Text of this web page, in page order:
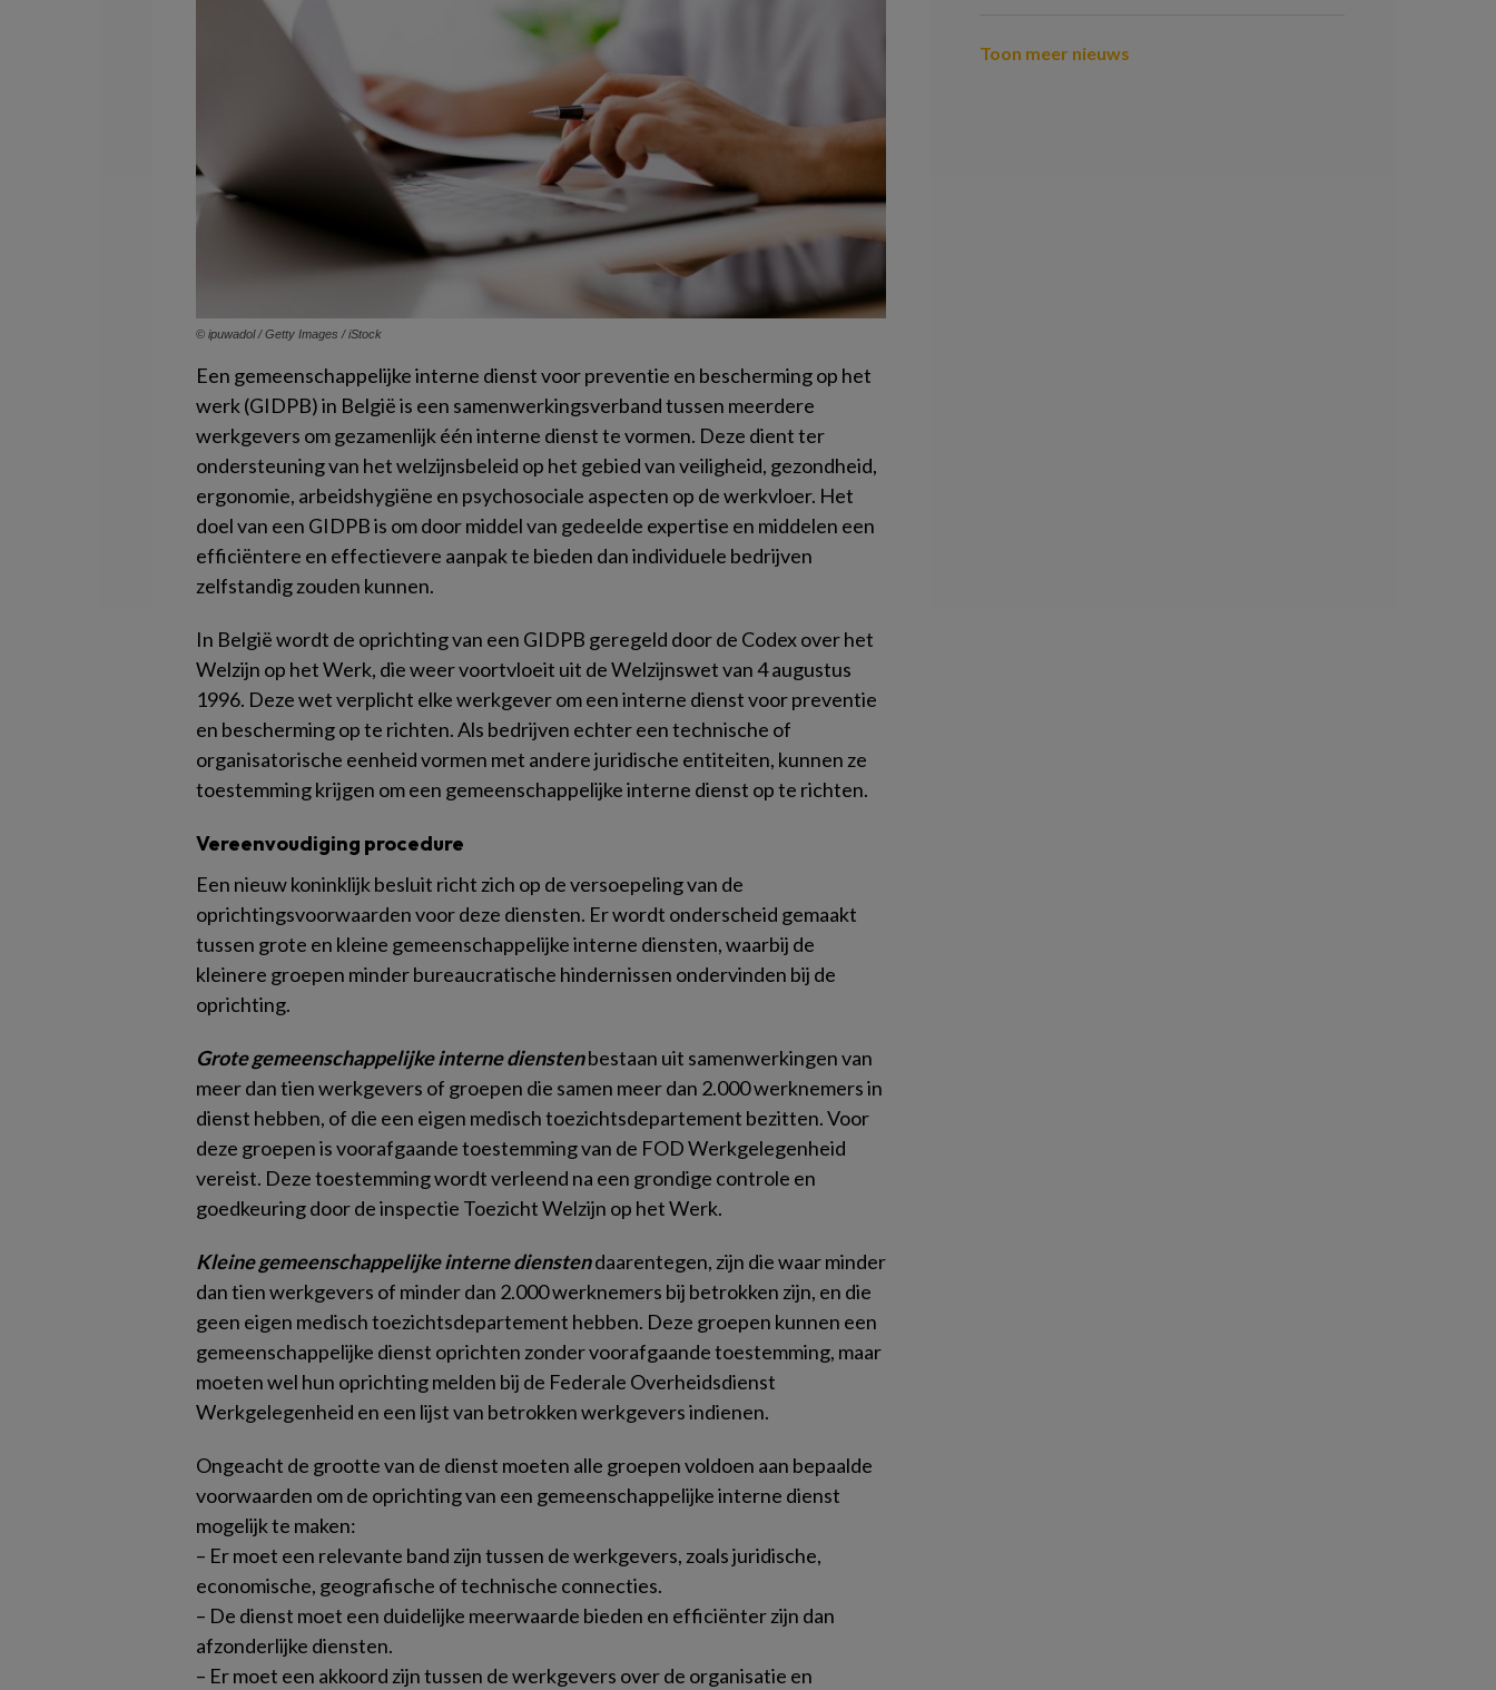
© ipuwadol / Getty Images / iStock
Een gemeenschappelijke interne dienst voor preventie en bescherming op het
werk (GIDPB) in België is een samenwerkingsverband tussen meerdere
werkgevers om gezamenlijk één interne dienst te vormen. Deze dient ter
ondersteuning van het welzijnsbeleid op het gebied van veiligheid, gezondheid,
ergonomie, arbeidshygiëne en psychosociale aspecten op de werkvloer. Het
doel van een GIDPB is om door middel van gedeelde expertise en middelen een
efficiëntere en effectievere aanpak te bieden dan individuele bedrijven
zelfstandig zouden kunnen.
In België wordt de oprichting van een GIDPB geregeld door de Codex over het
Welzijn op het Werk, die weer voortvloeit uit de Welzijnswet van 4 augustus
1996. Deze wet verplicht elke werkgever om een interne dienst voor preventie
en bescherming op te richten. Als bedrijven echter een technische of
organisatorische eenheid vormen met andere juridische entiteiten, kunnen ze
toestemming krijgen om een gemeenschappelijke interne dienst op te richten.
Vereenvoudiging procedure
Een nieuw koninklijk besluit richt zich op de versoepeling van de
oprichtingsvoorwaarden voor deze diensten. Er wordt onderscheid gemaakt
tussen grote en kleine gemeenschappelijke interne diensten, waarbij de
kleinere groepen minder bureaucratische hindernissen ondervinden bij de
oprichting.
Grote gemeenschappelijke interne dienstenbestaan uit samenwerkingen van
meer dan tien werkgevers of groepen die samen meer dan 2.000 werknemers in
dienst hebben, of die een eigen medisch toezichtsdepartement bezitten. Voor
deze groepen is voorafgaande toestemming van de FOD Werkgelegenheid
vereist. Deze toestemming wordt verleend na een grondige controle en
goedkeuring door de inspectie Toezicht Welzijn op het Werk.
Kleine gemeenschappelijke interne dienstendaarentegen, zijn die waar minder
dan tien werkgevers of minder dan 2.000 werknemers bij betrokken zijn, en die
geen eigen medisch toezichtsdepartement hebben. Deze groepen kunnen een
gemeenschappelijke dienst oprichten zonder voorafgaande toestemming, maar
moeten wel hun oprichting melden bij de Federale Overheidsdienst
Werkgelegenheid en een lijst van betrokken werkgevers indienen.
Ongeacht de grootte van de dienst moeten alle groepen voldoen aan bepaalde
voorwaarden om de oprichting van een gemeenschappelijke interne dienst
mogelijk te maken:
– Er moet een relevante band zijn tussen de werkgevers, zoals juridische,
economische, geografische of technische connecties.
– De dienst moet een duidelijke meerwaarde bieden en efficiënter zijn dan
afzonderlijke diensten.
– Er moet een akkoord zijn tussen de werkgevers over de organisatie en
Toon meer nieuws